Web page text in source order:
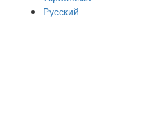
Русский